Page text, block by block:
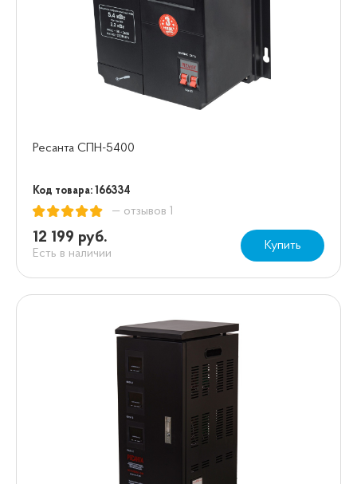
Ресанта СПН-5400
Код товара: 166334
— отзывов 1
12 199 руб.
Есть в наличии
Купить